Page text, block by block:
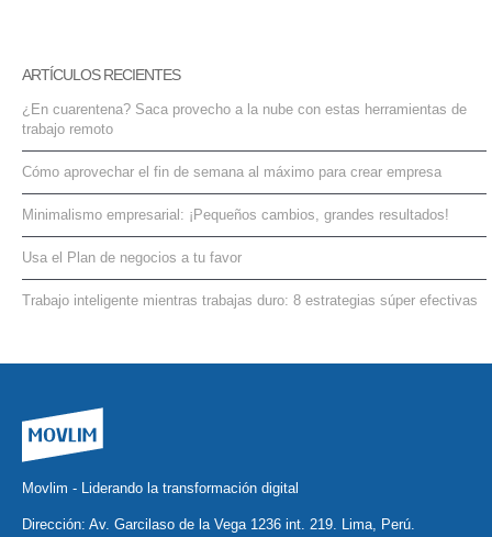
ARTÍCULOS RECIENTES
¿En cuarentena? Saca provecho a la nube con estas herramientas de
trabajo remoto
Cómo aprovechar el fin de semana al máximo para crear empresa
Minimalismo empresarial: ¡Pequeños cambios, grandes resultados!
Usa el Plan de negocios a tu favor
Trabajo inteligente mientras trabajas duro: 8 estrategias súper efectivas
Movlim - Liderando la transformación digital
Dirección: Av. Garcilaso de la Vega 1236 int. 219. Lima, Perú.